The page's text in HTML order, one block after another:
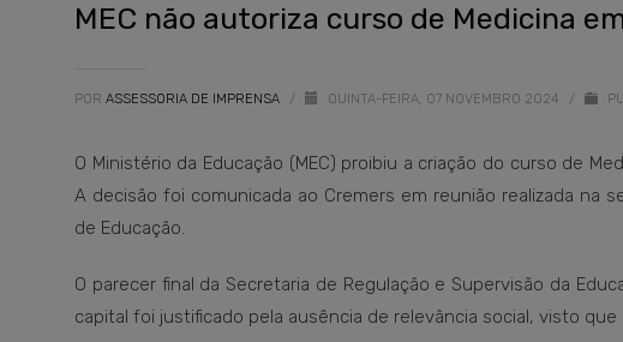
MEC não autoriza curso de Medicina
POR ASSESSORIA DE IMPRENSA / QUINTA-FEIRA, 07 NOVEMBRO 2024 /
O Ministério da Educação (MEC) proibiu a criação do curso de
A decisão foi comunicada ao Cremers em reunião realizada na
de Educação.
O parecer final da Secretaria de Regulação e Supervisão da
capital foi justificado pela ausência de relevância social, visto